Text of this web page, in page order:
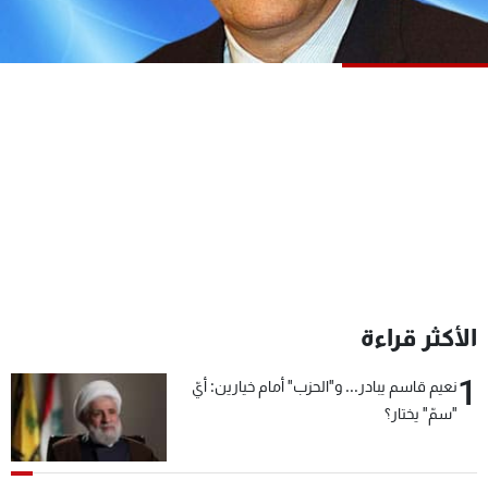
الأكثر قراءة
1نعيم قاسم يبادر... و"الحزب" أمام خيارين: أيّ
"سمّ" يختار؟
جدول البرامج
الترددات